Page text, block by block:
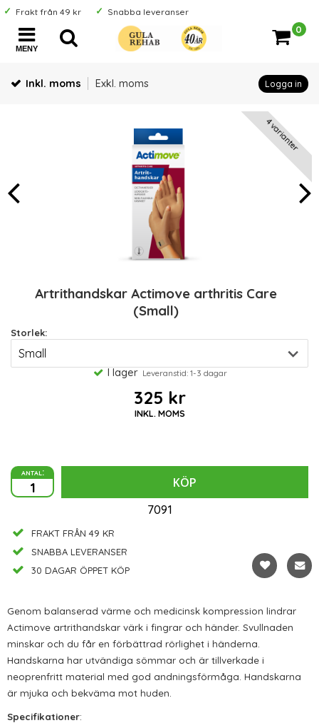
Frakt från 49 kr Snabba leveranser
MENY
0
Inkl. moms Exkl. moms Logga in
4 varianter
Artrithandskar Actimove arthritis Care
(Small)
Storlek:
I lager Leveranstid: 1-3 dagar
325 kr
INKL. MOMS
antal:
KÖP
7091
FRAKT FRÅN 49 KR
SNABBA LEVERANSER
30 DAGAR ÖPPET KÖP
Genom balanserad värme och medicinsk kompression lindrar
Actimove artrithandskar värk i fingrar och händer. Svullnaden
minskar och du får en förbättrad rörlighet i händerna.
Handskarna har utvändiga sömmar och är tillverkade i
neoprenfritt material med god andningsförmåga. Handskarna
är mjuka och bekväma mot huden.
Specifikationer: